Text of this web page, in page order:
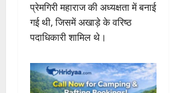
प्रेमगिरी महाराज की अध्यक्षता में बनाई
गई थी, जिसमें अखाड़े के वरिष्ठ
पदाधिकारी शामिल थे।